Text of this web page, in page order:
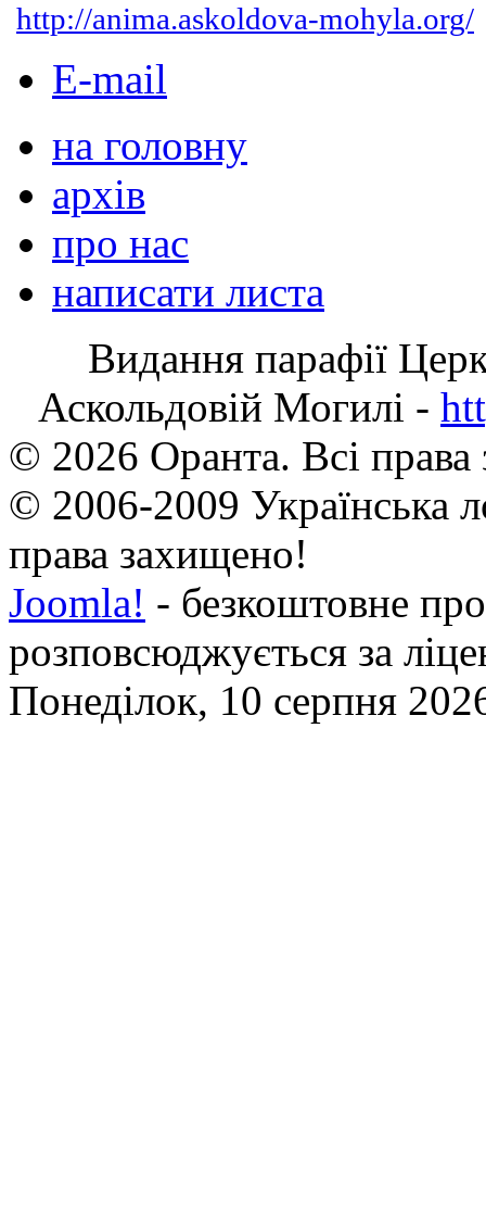
http://anima.askoldova-mohyla.org/
E-mail
на головну
архів
про нас
написати листа
Видання парафії
Аскольдовій Могилі -
© 2026 Оранта. Всі
© 2006-2009 Українська
права захищено!
Joomla! - безкоштовне
розповсюджується за
Понеділок, 10 серпня